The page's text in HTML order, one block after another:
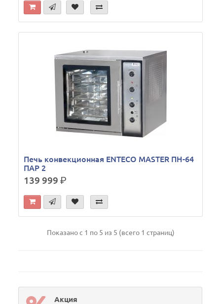
Печь конвекционная ENTECO MASTER ПН-64
ПАР 2
139 999р.
Показано с 1 по 5 из 5 (всего 1 страниц)
Акция